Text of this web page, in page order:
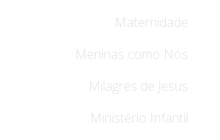
Maternidade
Meninas como Nós
Milagres de Jesus
Ministério Infantil